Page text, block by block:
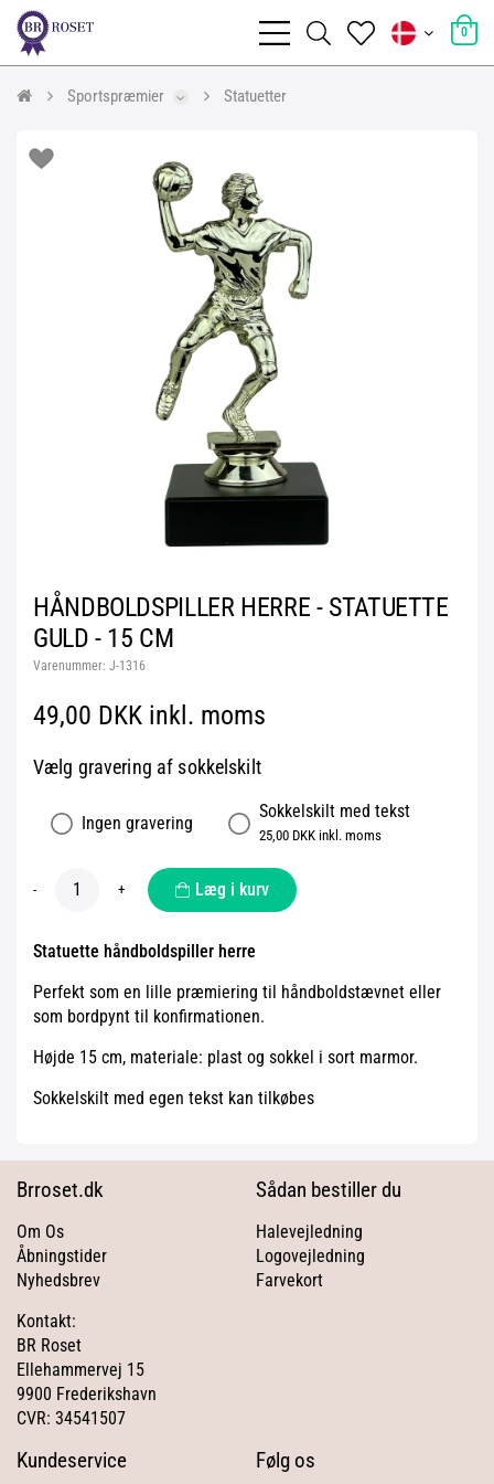
0
Sportspræmier Statuetter
HÅNDBOLDSPILLER HERRE - STATUETTE
GULD - 15 CM
Varenummer: J-1316
49,00 DKK inkl. moms
Vælg gravering af sokkelskilt
Ingen gravering
Sokkelskilt med tekst
25,00 DKK inkl. moms
- + Læg i kurv
Statuette håndboldspiller herre
Perfekt som en lille præmiering til håndboldstævnet eller
som bordpynt til konfirmationen.
Højde 15 cm, materiale: plast og sokkel i sort marmor.
Sokkelskilt med egen tekst kan tilkøbes
Brroset.dk
Om Os
Åbningstider
Nyhedsbrev
Kontakt:
BR Roset
Ellehammervej 15
9900 Frederikshavn
CVR: 34541507
Sådan bestiller du
Halevejledning
Logovejledning
Farvekort
Kundeservice Følg os